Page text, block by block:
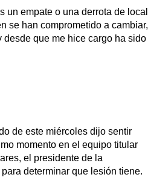
un empate o una derrota de local
se han comprometido a cambiar,
desde que me hice cargo ha sido
de este miércoles dijo sentir
momento en el equipo titular
el presidente de la
determinar que lesión tiene.